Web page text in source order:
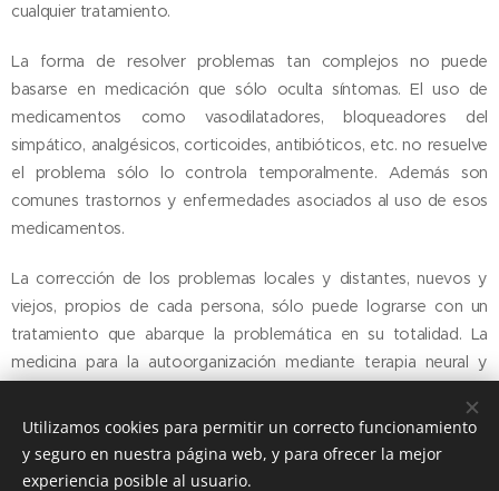
cualquier tratamiento.
La forma de resolver problemas tan complejos no puede
basarse en medicación que sólo oculta síntomas. El uso de
medicamentos como vasodilatadores, bloqueadores del
simpático, analgésicos, corticoides, antibióticos, etc. no resuelve
el problema sólo lo controla temporalmente. Además son
comunes trastornos y enfermedades asociados al uso de esos
medicamentos.
La corrección de los problemas locales y distantes, nuevos y
viejos, propios de cada persona, sólo puede lograrse con un
tratamiento que abarque la problemática en su totalidad. La
medicina para la autoorganización mediante terapia neural y
Utilizamos cookies para permitir un correcto funcionamiento
y seguro en nuestra página web, y para ofrecer la mejor
experiencia posible al usuario.